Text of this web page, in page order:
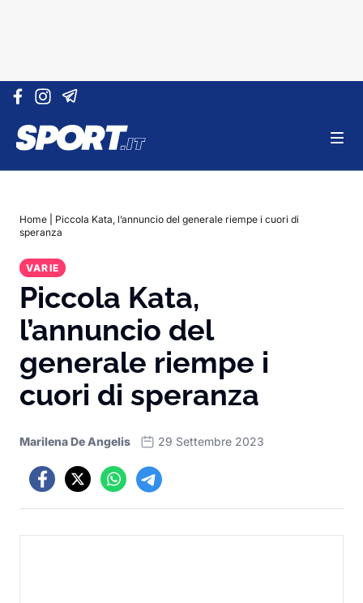
Vai al contenuto
Home
Piccola Kata, l’annuncio del generale riempe i cuori di
speranza
VARIE
Piccola Kata,
l’annuncio del
generale riempe i
cuori di speranza
Marilena De Angelis 29 Settembre 2023